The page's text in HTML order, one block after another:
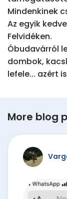
Mindenkinek
Az egyik
Felvidéken.
Óbudavárról
dombok,
lefele... azért
More blog